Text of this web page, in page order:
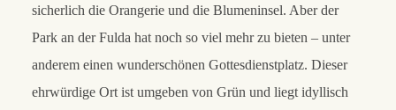
sicherlich die Orangerie und die Blumeninsel. Aber der
Park an der Fulda hat noch so viel mehr zu bieten – unter
anderem einen wunderschönen Gottesdienstplatz. Dieser
ehrwürdige Ort ist umgeben von Grün und liegt idyllisch